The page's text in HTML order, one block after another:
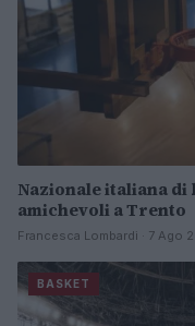
Nazionale italiana
amichevoli a Trento
Francesca Lombardi · 7 Ago
BASKET